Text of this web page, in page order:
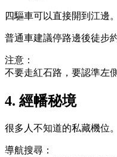
四驅車可以直接開到江邊。
普通車建議停路邊後徒步
注意：
不要走紅石路，要認準左
4. 經幡秘境
很多人不知道的私藏機位。
導航搜尋：